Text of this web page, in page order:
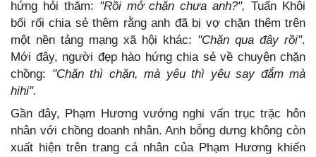
hứng hỏi thăm: "Rồi mở chặn chưa anh?", Tuấn Khôi
bối rối chia sẻ thêm rằng anh đã bị vợ chặn thêm trên
một nền tảng mạng xã hội khác: "Chặn qua đây rồi".
Mới đây, người đẹp hào hứng chia sẻ về chuyện chặn
chồng: "Chặn thì chặn, mà yêu thì yêu say đắm mà
hihi".
Gần đây, Phạm Hương vướng nghi vấn trục trặc hôn
nhân với chồng doanh nhân. Anh bỗng dưng không còn
xuất hiện trên trang cá nhân của Phạm Hương khiến